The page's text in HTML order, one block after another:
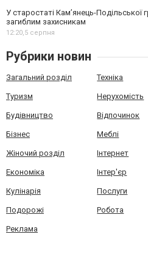
У старостаті Кам’янець-
загиблим захисникам
12:20,5 серпня
Рубрики новин
Загальний розділ Техніка
Туризм Нерухомість
Будівництво Відпочинок
Бізнес Меблі
Жіночий розділ Інтернет
Економіка Інтер'єр
Кулінарія Послуги
Подорожі Робота
Реклама